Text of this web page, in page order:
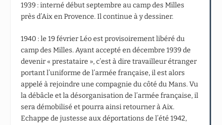
1939 : interné début septembre au camp des Milles
près d’Aix en Provence. Il continue à y dessiner.
1940 : le 19 février Léo est provisoirement libéré du
camp des Milles. Ayant accepté en décembre 1939 de
devenir « prestataire », c’est à dire travailleur étranger
portant l’uniforme de l’armée française, il est alors
appelé à rejoindre une compagnie du côté du Mans. Vu
la débâcle et la désorganisation de l’armée française, il
sera démobilisé et pourra ainsi retourner à Aix.
Echappe de justesse aux déportations de l’été 1942,